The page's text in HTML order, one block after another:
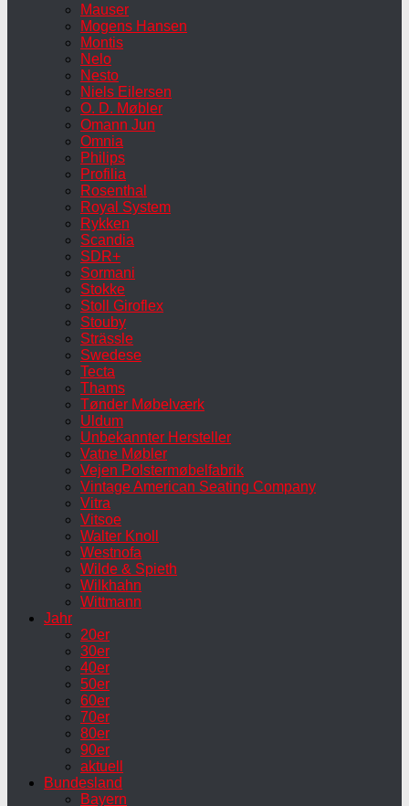
Mauser
Mogens Hansen
Montis
Nelo
Nesto
Niels Eilersen
O. D. Møbler
Omann Jun
Omnia
Philips
Profilia
Rosenthal
Royal System
Rykken
Scandia
SDR+
Sormani
Stokke
Stoll Giroflex
Stouby
Strässle
Swedese
Tecta
Thams
Tønder Møbelværk
Uldum
Unbekannter Hersteller
Vatne Møbler
Vejen Polstermøbelfabrik
Vintage American Seating Company
Vitra
Vitsoe
Walter Knoll
Westnofa
Wilde & Spieth
Wilkhahn
Wittmann
Jahr
20er
30er
40er
50er
60er
70er
80er
90er
aktuell
Bundesland
Bayern